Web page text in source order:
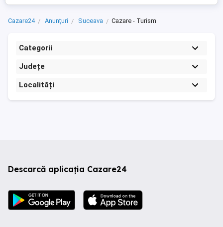
Cazare24 Anunțuri Suceava Cazare - Turism
Categorii
Județe
Localități
Descarcă aplicația Cazare24